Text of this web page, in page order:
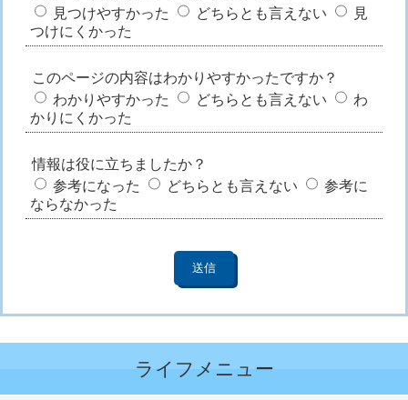
見つけやすかった
どちらとも言えない
見
つけにくかった
このページの内容はわかりやすかったですか？
わかりやすかった
どちらとも言えない
わ
かりにくかった
情報は役に立ちましたか？
参考になった
どちらとも言えない
参考に
ならなかった
ライフメニュー